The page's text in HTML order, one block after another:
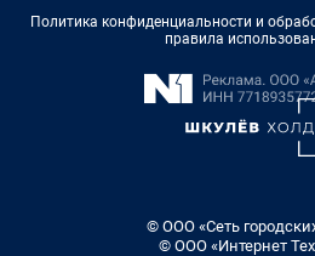
Политика конфиденциальности и
правила
© ООО «Сеть
© ООО «Интернет